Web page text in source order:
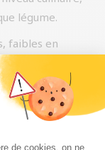
légume.
faibles en
solubles
contient
les tomates
est rouge,
donner à la